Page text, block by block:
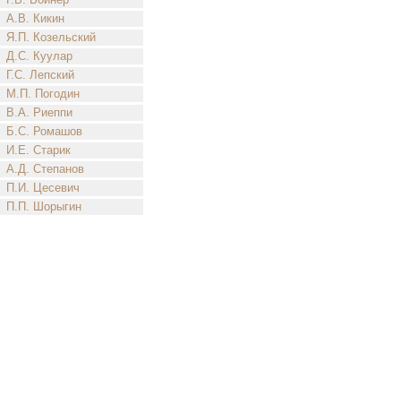
А.В. Кикин
Я.П. Козельский
Д.С. Куулар
Г.С. Лепский
М.П. Погодин
В.А. Риеппи
Б.С. Ромашов
И.Е. Старик
А.Д. Степанов
П.И. Цесевич
П.П. Шорыгин